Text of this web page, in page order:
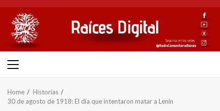
content
Primary
Home
Historias
30 de agosto de 1918: El día que intentaron matar a Lenin